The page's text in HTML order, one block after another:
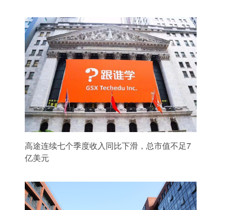
高途连续七个季度收入同比下滑，总市值不足7
亿美元